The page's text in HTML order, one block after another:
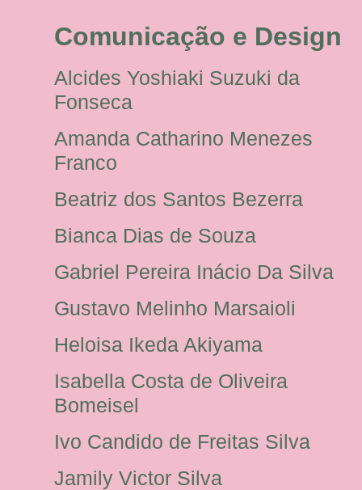
Comunicação e Design
Alcides Yoshiaki Suzuki da
Fonseca
Amanda Catharino Menezes
Franco
Beatriz dos Santos Bezerra
Bianca Dias de Souza
Gabriel Pereira Inácio Da Silva
Gustavo Melinho Marsaioli
Heloisa Ikeda Akiyama
Isabella Costa de Oliveira
Bomeisel
Ivo Candido de Freitas Silva
Jamily Victor Silva